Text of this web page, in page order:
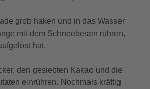
grob haken und in das Wasser
mit dem Schneebesen rühren,
hat.
den gesiebten Kakao und die
einrühren. Nochmals kräftig